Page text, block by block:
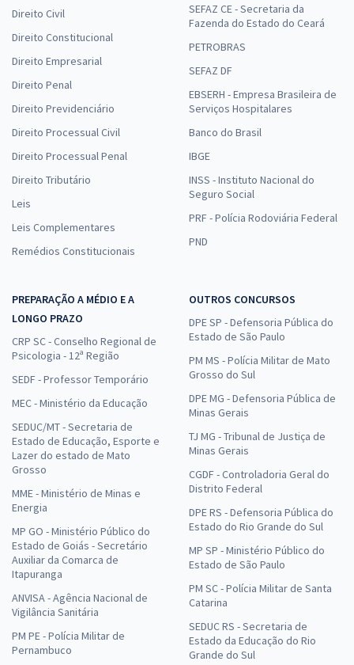
Direito Civil
Direito Constitucional
Direito Empresarial
Direito Penal
Direito Previdenciário
Direito Processual Civil
Direito Processual Penal
Direito Tributário
Leis
Leis Complementares
Remédios Constitucionais
SEFAZ CE - Secretaria da
Fazenda do Estado do Ceará
PETROBRAS
SEFAZ DF
EBSERH - Empresa Brasileira de
Serviços Hospitalares
Banco do Brasil
IBGE
INSS - Instituto Nacional do
Seguro Social
PRF - Polícia Rodoviária Federal
PND
PREPARAÇÃO A MÉDIO E A
LONGO PRAZO
CRP SC - Conselho Regional de
Psicologia - 12ª Região
SEDF - Professor Temporário
MEC - Ministério da Educação
SEDUC/MT - Secretaria de
Estado de Educação, Esporte e
Lazer do estado de Mato
Grosso
MME - Ministério de Minas e
Energia
MP GO - Ministério Público do
Estado de Goiás - Secretário
Auxiliar da Comarca de
Itapuranga
ANVISA - Agência Nacional de
Vigilância Sanitária
PM PE - Polícia Militar de
Pernambuco
OUTROS CONCURSOS
DPE SP - Defensoria Pública do
Estado de São Paulo
PM MS - Polícia Militar de Mato
Grosso do Sul
DPE MG - Defensoria Pública de
Minas Gerais
TJ MG - Tribunal de Justiça de
Minas Gerais
CGDF - Controladoria Geral do
Distrito Federal
DPE RS - Defensoria Pública do
Estado do Rio Grande do Sul
MP SP - Ministério Público do
Estado de São Paulo
PM SC - Polícia Militar de Santa
Catarina
SEDUC RS - Secretaria de
Estado da Educação do Rio
Grande do Sul